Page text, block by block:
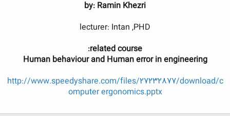
by: Ramin Khezri
lecturer: Intan ,PHD
related course:
Human behaviour and Human error in engineering
http://www.speedyshare.com/files/27232877/download/c
omputer ergonomics.pptx